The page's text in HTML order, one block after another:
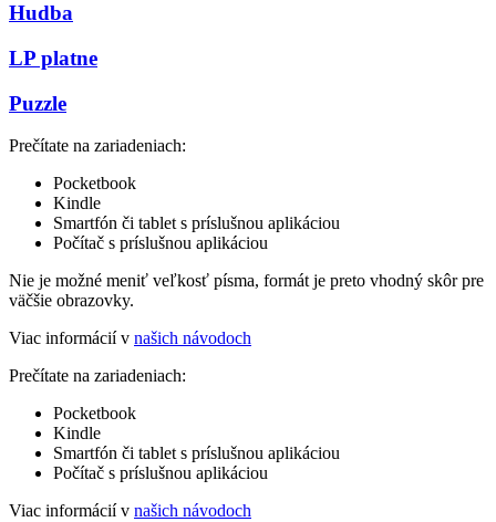
Hudba
LP platne
Puzzle
Prečítate na zariadeniach:
Pocketbook
Kindle
Smartfón či tablet s príslušnou aplikáciou
Počítač s príslušnou aplikáciou
Nie je možné meniť veľkosť písma, formát je preto vhodný skôr pre
väčšie obrazovky.
Viac informácií v našich návodoch
Prečítate na zariadeniach:
Pocketbook
Kindle
Smartfón či tablet s príslušnou aplikáciou
Počítač s príslušnou aplikáciou
Viac informácií v našich návodoch